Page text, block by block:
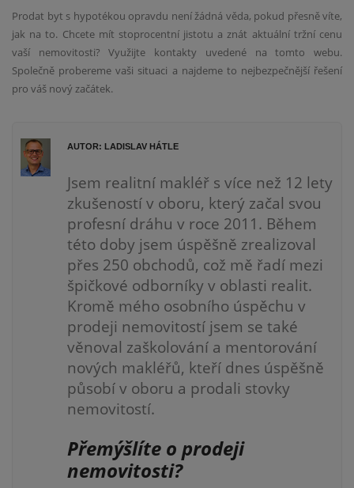
Prodat byt s hypotékou opravdu není žádná věda, pokud přesně víte,
jak na to. Chcete mít stoprocentní jistotu a znát aktuální tržní cenu
vaší nemovitosti? Využijte kontakty uvedené na tomto webu.
Společně probereme vaši situaci a najdeme to nejbezpečnější řešení
pro váš nový začátek.
AUTOR: LADISLAV HÁTLE
Jsem realitní makléř s více než 12 lety
zkušeností v oboru, který začal svou
profesní dráhu v roce 2011. Během
této doby jsem úspěšně zrealizoval
přes 250 obchodů, což mě řadí mezi
špičkové odborníky v oblasti realit.
Kromě mého osobního úspěchu v
prodeji nemovitostí jsem se také
věnoval zaškolování a mentorování
nových makléřů, kteří dnes úspěšně
působí v oboru a prodali stovky
nemovitostí.
Přemýšlíte o prodeji
nemovitosti?